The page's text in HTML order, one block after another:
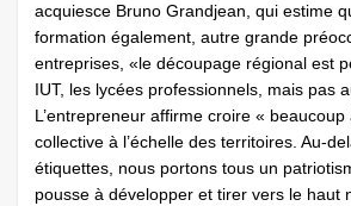
acquiesce Bruno Grandjean, qui estime
formation également, autre grande
entreprises, «le découpage régional est
IUT, les lycées professionnels, mais pas
L’entrepreneur affirme croire « beaucoup
collective à l’échelle des territoires. Au-
étiquettes, nous portons tous un
pousse à développer et tirer vers le haut